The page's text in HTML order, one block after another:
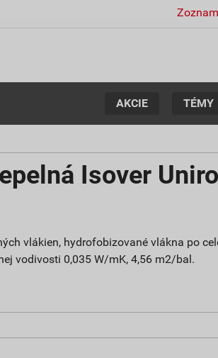
AKCIE TÉMY
Isover
vlákien, hydrofobizované vlákna po
vodivosti 0,035 W/mK, 4,56 m2/bal.